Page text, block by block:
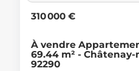
310 000 €
À vendre
69.44 m² -
92290